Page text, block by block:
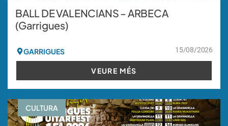
BALL DE VALENCIANS – ARBECA
(Garrigues)
GARRIGUES 15/08/2026
VEURE MÉS
CULTURA